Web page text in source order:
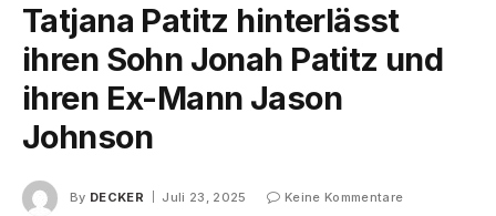
Tatjana Patitz hinterlässt
ihren Sohn Jonah Patitz und
ihren Ex-Mann Jason
Johnson
By DECKER Juli 23, 2025
Keine Kommentare